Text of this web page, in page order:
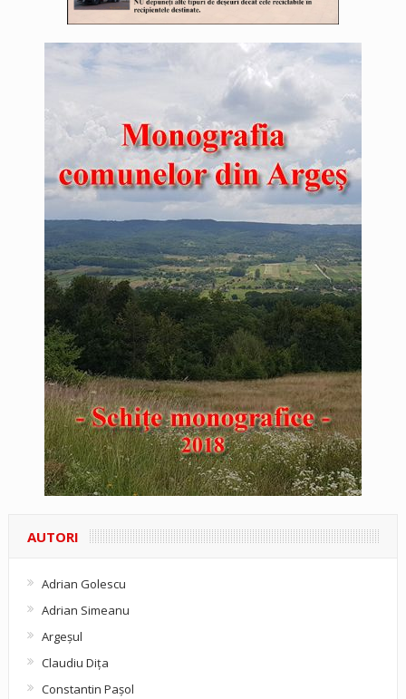
AUTORI
Adrian Golescu
Adrian Simeanu
Argeşul
Claudiu Diţa
Constantin Pașol